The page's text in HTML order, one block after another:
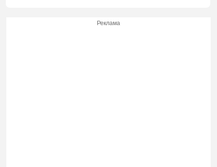
Реклама